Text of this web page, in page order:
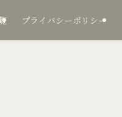
プライバシーポリシー